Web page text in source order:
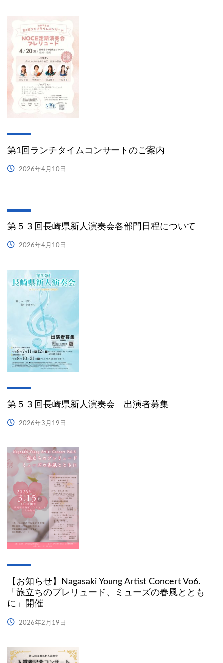
第1回ランチタイムコンサートのご案内
2026年4月10日
第５３回長崎県新人演奏会各部門日程について
2026年4月10日
第５３回長崎県新人演奏会 出演者募集
2026年3月19日
【お知らせ】Nagasaki Young Artist Concert Vo6.
「旅立ちのプレリュード、ミューズの春風ととも
に」開催
2026年2月19日